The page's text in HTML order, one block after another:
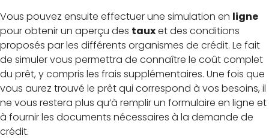
Vous pouvez ensuite effectuer une simulation en ligne
pour obtenir un aperçu des tauxet des conditions
proposés par les différents organismes de crédit. Le fait
de simuler vous permettra de connaître le coût complet
du prêt, y compris les frais supplémentaires. Une fois que
vous aurez trouvé le prêt qui correspond à vos besoins, il
ne vous restera plus qu’à remplir un formulaire en ligne et
à fournir les documents nécessaires à la demande de
crédit.